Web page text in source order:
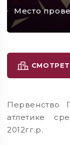
Место
Первенство
атлетике
2012гг.р.